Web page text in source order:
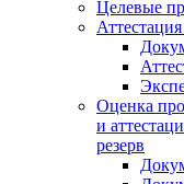
Целевые
Оценка
и
резерв